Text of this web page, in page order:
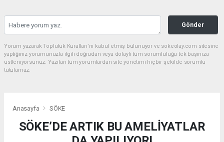
Gönder
Yorum yazarak Topluluk Kuralları’nı kabul etmiş bulunuyor ve sokeolay.com sitesine
yaptığınız yorumunuzla ilgili doğrudan veya dolaylı tüm sorumluluğu tek başınıza
üstleniyorsunuz. Yazılan tüm yorumlardan site yönetimi hiçbir şekilde sorumlu
tutulamaz.
Anasayfa SÖKE
SÖKE’DE ARTIK BU AMELİYATLAR